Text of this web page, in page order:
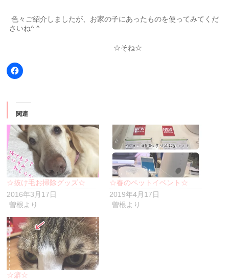
色々ご紹介しましたが、お家の子にあったものを使ってみてくだ
さいね^ ^
☆そね☆
Facebook
で
る
に
は
ク
リ
ッ
ク
し
て
く
だ
さ
い
(新
し
い
ウ
ィ
ン
ド
ウ
で
開
き
ま
す)
関連
☆抜け毛お掃除グッズ☆
2016年3月17日
曽根より
☆春のペットイベント☆
2019年4月17日
曽根より
☆癖☆